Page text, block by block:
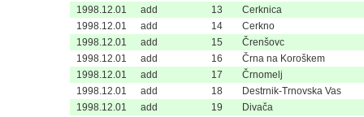
1998.12.01
add 13
Cerknica
1998.12.01
add 14
Cerkno
1998.12.01
add 15
Črenšovc
1998.12.01
add 16
Črna na Koroškem
1998.12.01
add 17
Črnomelj
1998.12.01
add 18
Destrnik-Trnovska Vas
1998.12.01
add 19
Divača